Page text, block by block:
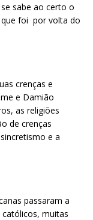
sabe ao certo o
que foi por volta do
crenças e
e Damião
as religiões
de crenças
e a
passaram a
muitas